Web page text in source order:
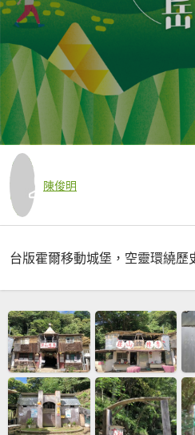
陳俊明
台版霍爾移動城堡，空靈環繞歷